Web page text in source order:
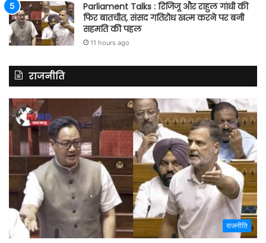
Parliament Talks : रिजिजू और राहुल गांधी की
फिर बातचीत, संसद गतिरोध खत्म करने पर बनी
सहमति की पहल
11 hours ago
राजनीति
राजनीति